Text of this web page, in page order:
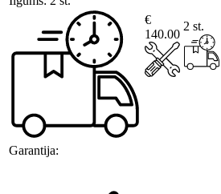
Garantija:
€
140.00
2 st.